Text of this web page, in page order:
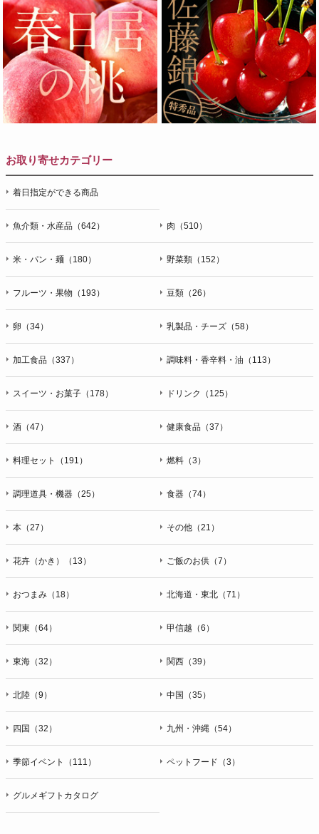
お取り寄せカテゴリー
着日指定ができる商品
魚介類・水産品（642） 肉（510）
米・パン・麺（180） 野菜類（152）
フルーツ・果物（193） 豆類（26）
卵（34） 乳製品・チーズ（58）
加工食品（337） 調味料・香辛料・油（113）
スイーツ・お菓子（178） ドリンク（125）
酒（47） 健康食品（37）
料理セット（191） 燃料（3）
調理道具・機器（25） 食器（74）
本（27） その他（21）
花卉（かき）（13） ご飯のお供（7）
おつまみ（18） 北海道・東北（71）
関東（64） 甲信越（6）
東海（32） 関西（39）
北陸（9） 中国（35）
四国（32） 九州・沖縄（54）
季節イベント（111） ペットフード（3）
グルメギフトカタログ